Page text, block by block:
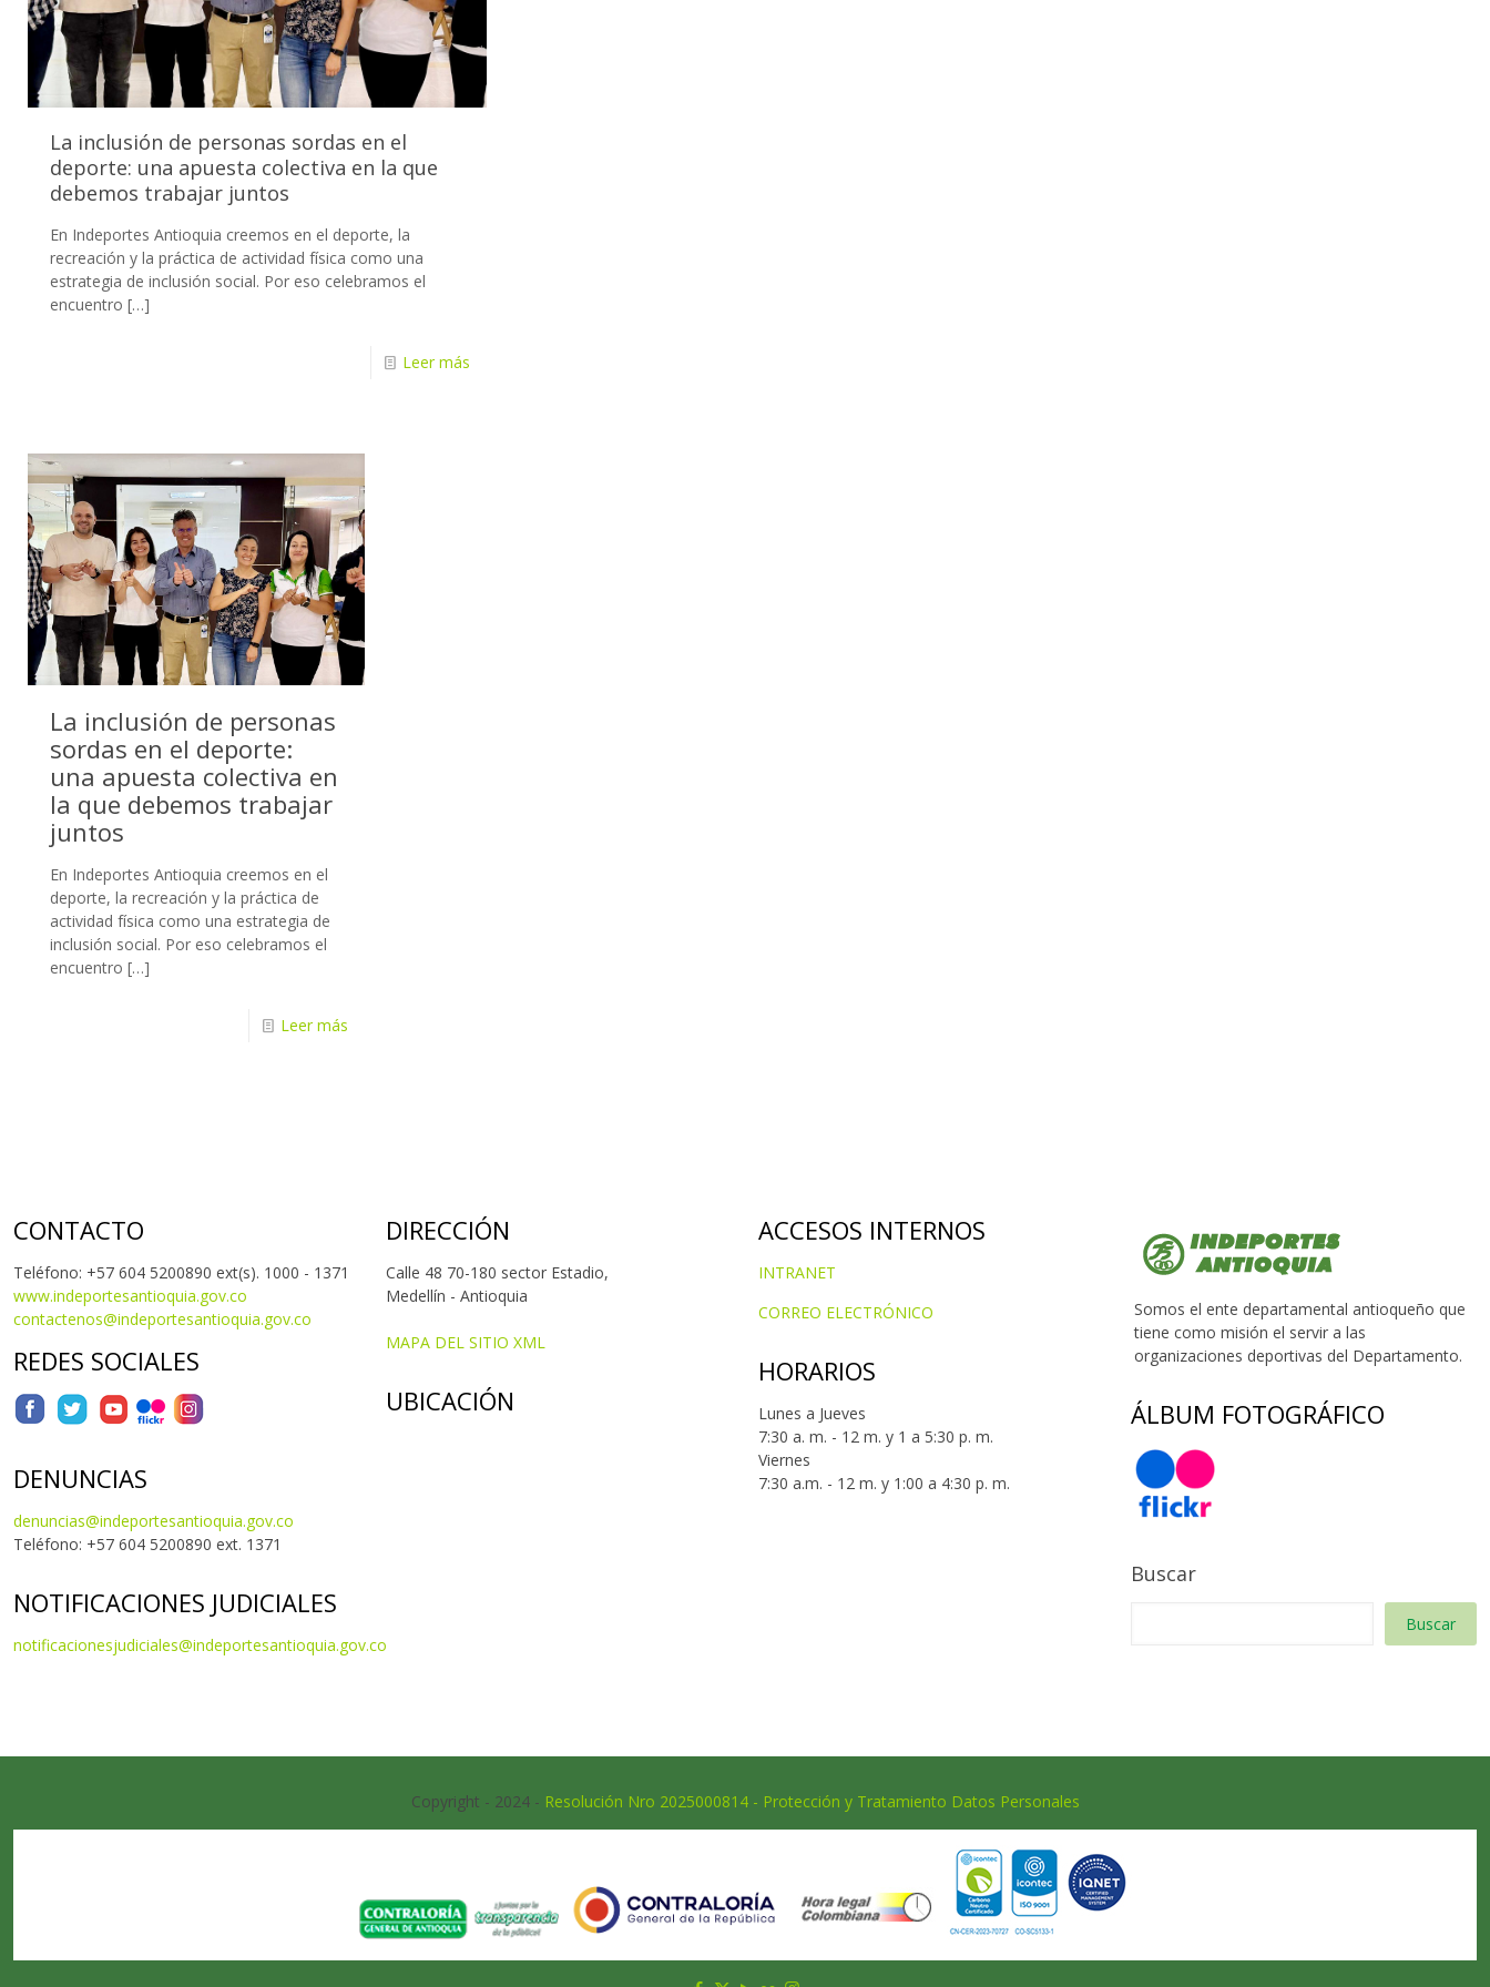
La inclusión de personas sordas en el
deporte: una apuesta colectiva en la que
debemos trabajar juntos
En Indeportes Antioquia creemos en el deporte, la
recreación y la práctica de actividad física como una
estrategia de inclusión social. Por eso celebramos el
encuentro […]
Leer más
La inclusión de personas
sordas en el deporte:
una apuesta colectiva en
la que debemos trabajar
juntos
En Indeportes Antioquia creemos en el
deporte, la recreación y la práctica de
actividad física como una estrategia de
inclusión social. Por eso celebramos el
encuentro […]
Leer más
CONTACTO
Teléfono: +57 604 5200890 ext(s). 1000 - 1371
www.indeportesantioquia.gov.co
contactenos@indeportesantioquia.gov.co
REDES SOCIALES
DENUNCIAS
denuncias@indeportesantioquia.gov.co
Teléfono: +57 604 5200890 ext. 1371
NOTIFICACIONES JUDICIALES
notificacionesjudiciales@indeportesantioquia.gov.co
DIRECCIÓN
Calle 48 70-180 sector Estadio,
Medellín - Antioquia
MAPA DEL SITIO XML
UBICACIÓN
ACCESOS INTERNOS
INTRANET
CORREO ELECTRÓNICO
HORARIOS
Lunes a Jueves
7:30 a. m. - 12 m. y 1 a 5:30 p. m.
Viernes
7:30 a.m. - 12 m. y 1:00 a 4:30 p. m.
Somos el ente departamental antioqueño que
tiene como misión el servir a las
organizaciones deportivas del Departamento.
ÁLBUM FOTOGRÁFICO
Buscar
Buscar
Copyright - 2024 - Resolución Nro 2025000814 - Protección y Tratamiento Datos Personales